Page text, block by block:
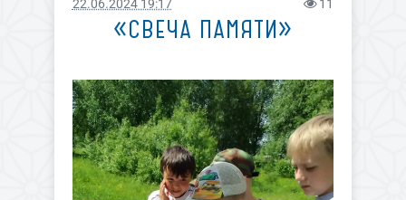
22.06.2024 19:17 11
«СВЕЧА ПАМЯТИ»